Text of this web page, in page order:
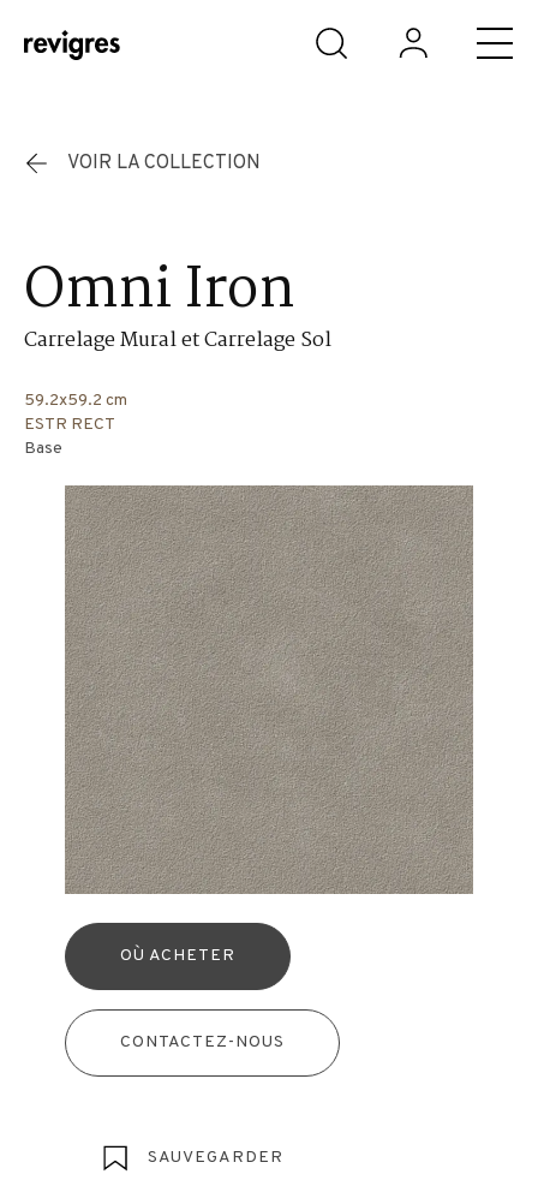
Aller au contenu principal
VOIR LA COLLECTION
Omni Iron
Carrelage Mural et Carrelage Sol
59.2x59.2 cm
ESTR RECT
Base
OÙ ACHETER
CONTACTEZ-NOUS
SAUVEGARDER